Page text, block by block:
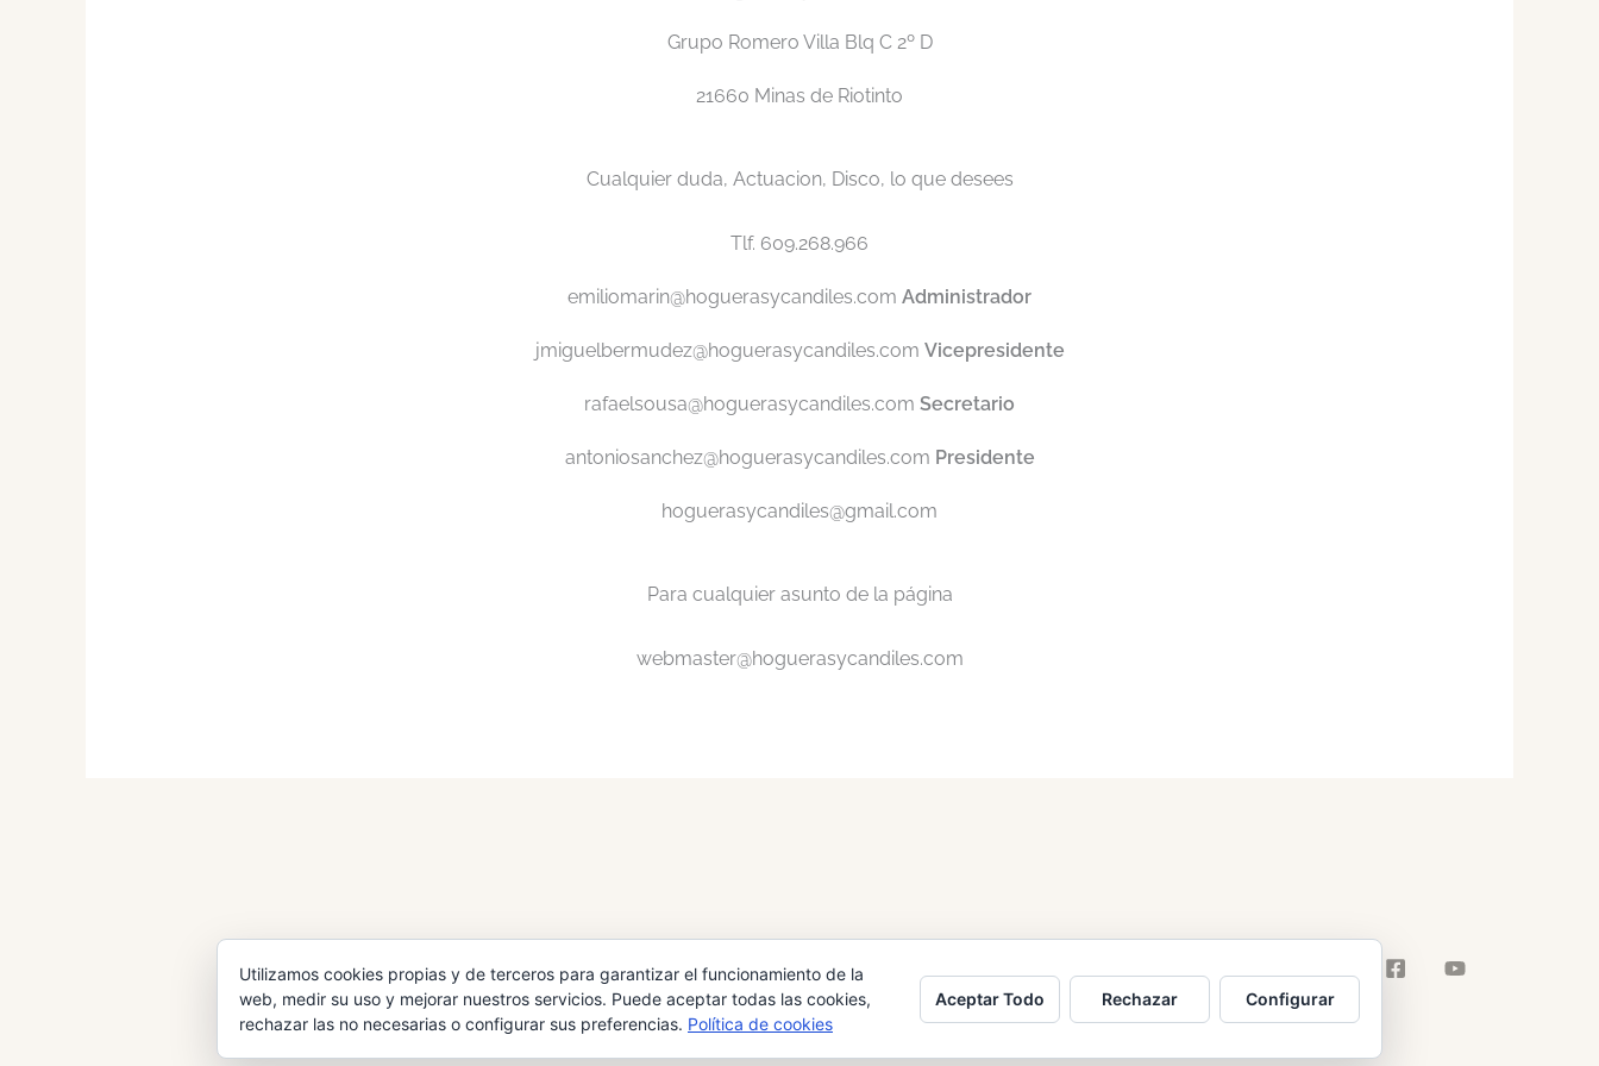
Grupo Romero Villa Blq C 2º D
21660 Minas de Riotinto
Cualquier duda, Actuacion, Disco, lo que desees
Tlf. 609.268.966
emiliomarin@hoguerasycandiles.com Administrador
jmiguelbermudez@hoguerasycandiles.com Vicepresidente
rafaelsousa@hoguerasycandiles.com Secretario
antoniosanchez@hoguerasycandiles.com Presidente
hoguerasycandiles@gmail.com
Para cualquier asunto de la página
webmaster@hoguerasycandiles.com
Utilizamos cookies propias y de terceros para garantizar el funcionamiento de la
web, medir su uso y mejorar nuestros servicios. Puede aceptar todas las cookies,
rechazar las no necesarias o configurar sus preferencias. Política de cookies
Aceptar Todo Rechazar Configurar